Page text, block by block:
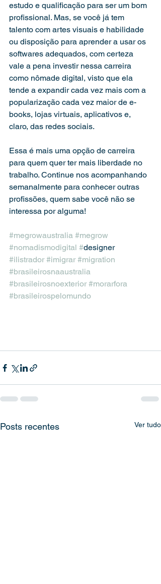
estudo e qualificação para ser um bom
profissional. Mas, se você já tem
talento com artes visuais e habilidade
ou disposição para aprender a usar os
softwares adequados, com certeza
vale a pena investir nessa carreira
como nômade digital, visto que ela
tende a expandir cada vez mais com a
popularização cada vez maior de e-
books, lojas virtuais, aplicativos e,
claro, das redes sociais.
Essa é mais uma opção de carreira
para quem quer ter mais liberdade no
trabalho. Continue nos acompanhando
semanalmente para conhecer outras
profissões, quem sabe você não se
interessa por alguma!
#megrowaustralia #megrow
#nomadismodigital #designer
#ilistrador #imigrar #migration
#brasileirosnaaustralia
#brasileirosnoexterior #morarfora
#brasileirospelomundo
Posts recentes Ver tudo